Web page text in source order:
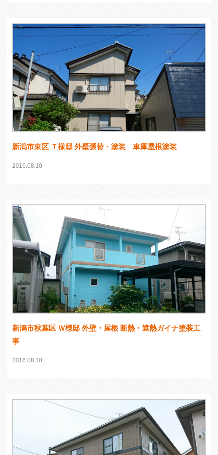
新潟市東区 Ｔ様邸 外壁張替・塗装 車庫屋根塗装
2016.08.10
新潟市秋葉区 Ｗ様邸 外壁・屋根 断熱・遮熱ガイナ塗装工
事
2016.08.10